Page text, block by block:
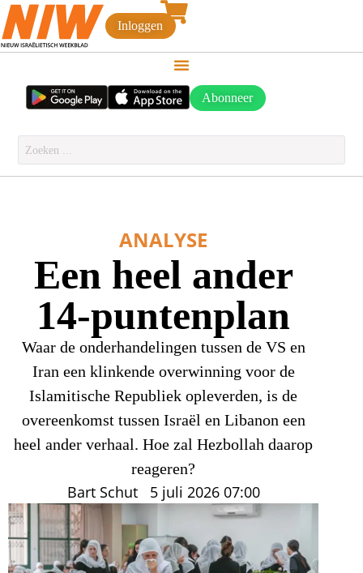
Inloggen
Abonneer
ANALYSE
Een heel ander
14-puntenplan
Waar de onderhandelingen tussen de VS en
Iran een klinkende overwinning voor de
Islamitische Republiek opleverden, is de
overeenkomst tussen Israël en Libanon een
heel ander verhaal. Hoe zal Hezbollah daarop
reageren?
Bart Schut 5 juli 2026 07:00